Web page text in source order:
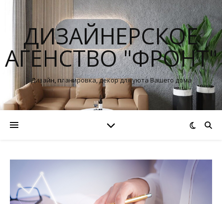
ДИЗАЙНЕРСКОЕ
АГЕНСТВО "ФРОНТ"
Дизайн, планировка, декор для уюта Вашего дома